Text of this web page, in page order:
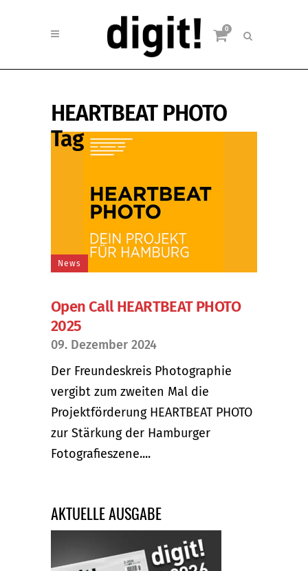
0
HEARTBEAT PHOTO
Tag
News
Open Call HEARTBEAT PHOTO
2025
09. Dezember 2024
Der Freundeskreis Photographie
vergibt zum zweiten Mal die
Projektförderung HEARTBEAT PHOTO
zur Stärkung der Hamburger
Fotografieszene....
AKTUELLE AUSGABE